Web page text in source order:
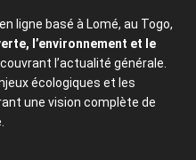
ligne basé à Lomé, au Togo,
l’environnement et le
l’actualité générale.
écologiques et les
une vision complète de